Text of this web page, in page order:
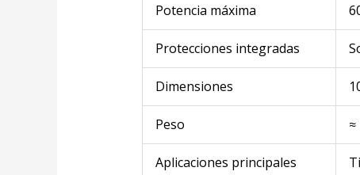
Potencia máxima
Protecciones integradas
Dimensiones
Peso ≈
Aplicaciones principales